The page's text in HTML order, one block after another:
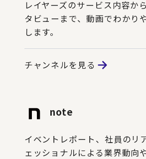
レイヤーズのサービス内容か
タビューまで、動画でわかり
します。
チャンネルを見る
note
イベントレポート、社員のリ
ェッショナルによる業界動向